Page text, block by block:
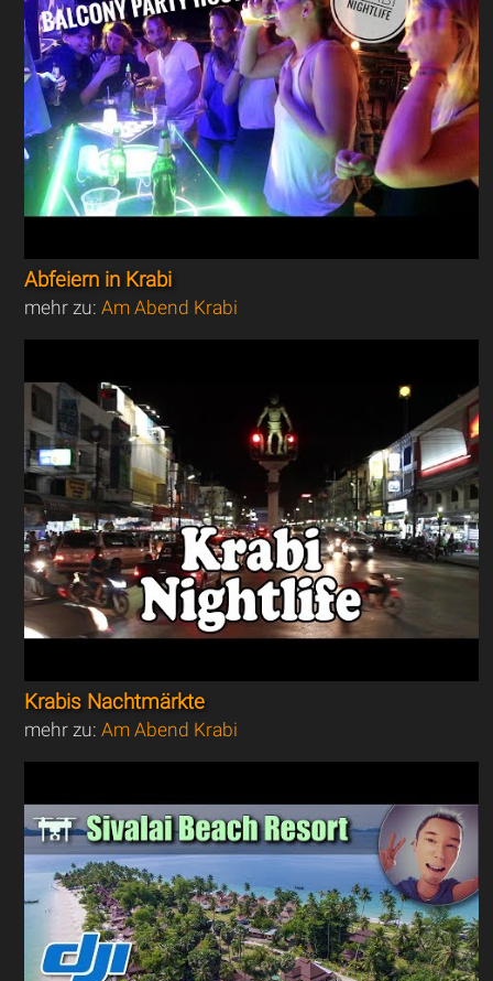
Abfeiern in Krabi
mehr zu:Am Abend Krabi
Krabis Nachtmärkte
mehr zu:Am Abend Krabi